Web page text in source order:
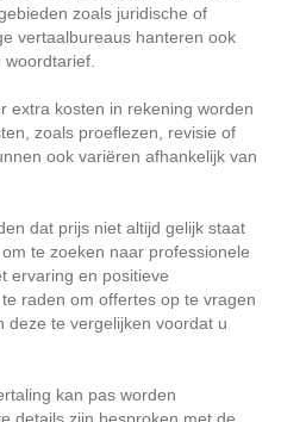
zoals juridische of
vertaalbureaus hanteren ook
extra kosten in rekening worden
zoals proeflezen, revisie of
ook variëren afhankelijk van
dat prijs niet altijd gelijk staat
te zoeken naar professionele
ervaring en positieve
raden om offertes op te vragen
deze te vergelijken voordat u
kan pas worden